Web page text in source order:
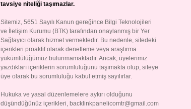
tavsiye niteliği taşımazlar.
Sitemiz, 5651 Sayılı Kanun gereğince Bilgi Teknolojileri
ve İletişim Kurumu (BTK) tarafından onaylanmış bir Yer
Sağlayıcı olarak hizmet vermektedir. Bu nedenle, sitedeki
içerikleri proaktif olarak denetleme veya araştırma
yükümlülüğümüz bulunmamaktadır. Ancak, üyelerimiz
yazdıkları içeriklerin sorumluluğunu taşımakta olup, siteye
üye olarak bu sorumluluğu kabul etmiş sayılırlar.
Hukuka ve yasal düzenlemelere aykırı olduğunu
düşündüğünüz içerikleri, backlinkpanelicomtr@gmail.com